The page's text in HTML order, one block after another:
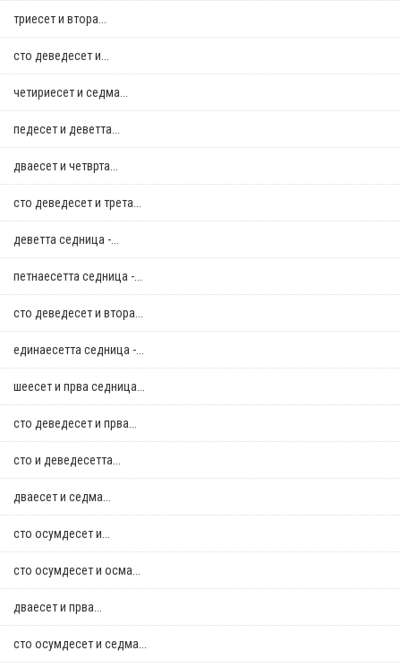
триесет и втора...
сто деведесет и...
четириесет и седма...
педесет и деветта...
дваесет и четврта...
сто деведесет и трета...
деветта седница -...
петнаесетта седница -...
сто деведесет и втора...
единаесетта седница -...
шеесет и прва седница...
сто деведесет и прва...
сто и деведесетта...
дваесет и седма...
сто осумдесет и...
сто осумдесет и осма...
дваесет и прва...
сто осумдесет и седма...